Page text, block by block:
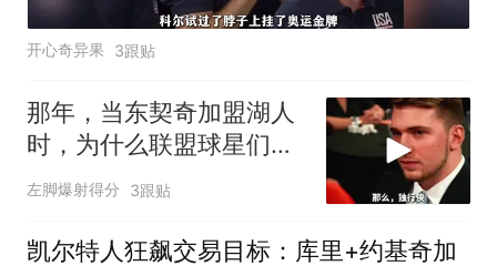
开心奇异果 3跟贴
那年，当东契奇加盟湖人
时，为什么联盟球星们会
齐齐露出这个反应
左脚爆射得分 3跟贴
凯尔特人狂飙交易目标：库里+约基奇加